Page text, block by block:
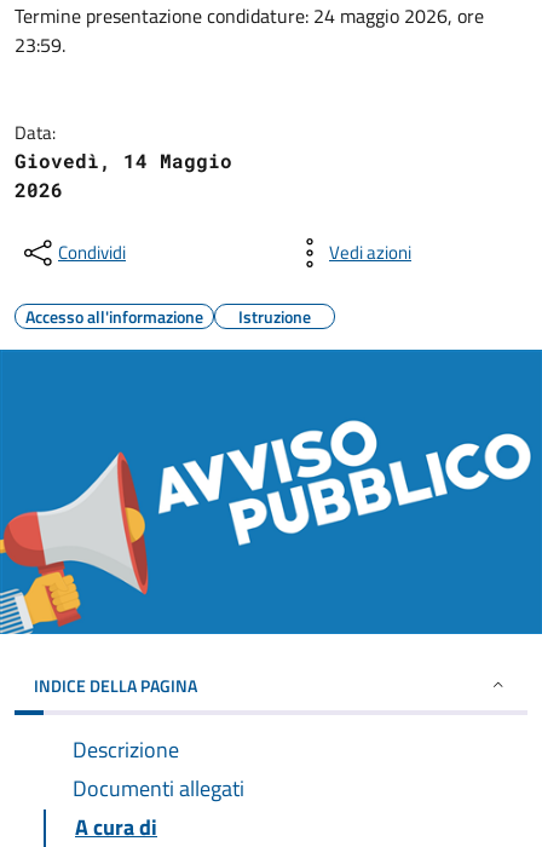
Termine presentazione condidature: 24 maggio 2026, ore
23:59.
Data:
Giovedì, 14 Maggio
2026
Condividi Vedi azioni
Accesso all'informazione Istruzione
INDICE DELLA PAGINA
Descrizione
Documenti allegati
A cura di